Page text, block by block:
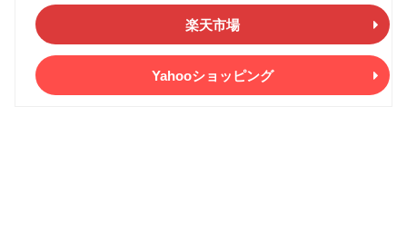
楽天市場
Yahooショッピング